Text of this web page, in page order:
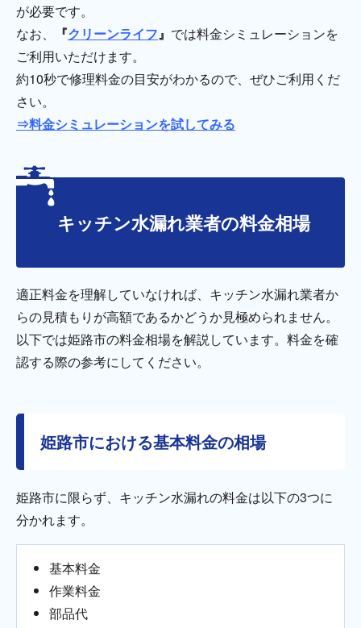
が必要です。
なお、
『クリーンライフ』 では料金シミュレーションを
ご利用いただけます。
約10秒で修理料金の目安がわかるので、ぜひご利用くだ
さい。
⇒料金シミュレーションを試してみる
キッチン水漏れ業者の料金相場
適正料金を理解していなければ、キッチン水漏れ業者か
らの見積もりが高額であるかどうか見極められません。
以下では姫路市の料金相場を解説しています。料金を確
認する際の参考にしてください。
姫路市における基本料金の相場
姫路市に限らず、キッチン水漏れの料金は以下の3つに
分かれます。
基本料金
作業料金
部品代